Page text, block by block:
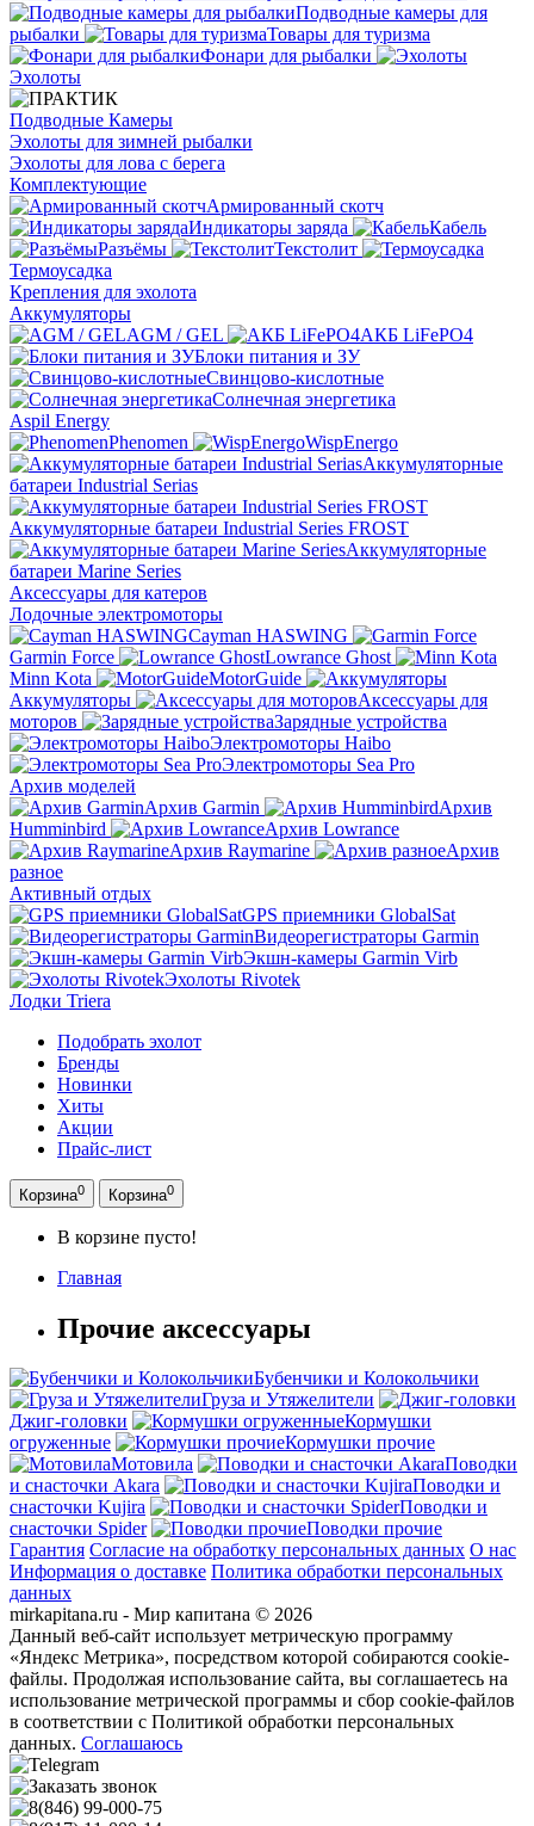
Подводные камеры для
рыбалки
Товары для туризма
Фонари для рыбалки
Эхолоты
Подводные Камеры
Эхолоты для зимней рыбалки
Эхолоты для лова с берега
Комплектующие
Армированный скотч
Индикаторы заряда
Кабель
Разъёмы
Текстолит
Термоусадка
Крепления для эхолота
Аккумуляторы
AGM / GEL
АКБ LiFePO4
Блоки питания и ЗУ
Свинцово-кислотные
Солнечная энергетика
Aspil Energy
Phenomen
WispEnergo
Аккумуляторные
батареи Industrial Serias
Аккумуляторные батареи Industrial Series FROST
Аккумуляторные
батареи Marine Series
Аксессуары для катеров
Лодочные электромоторы
Cayman HASWING
Garmin Force
Lowrance Ghost
Minn Kota
MotorGuide
Аккумуляторы
Аксессуары для
моторов
Зарядные устройства
Электромоторы Haibo
Электромоторы Sea Pro
Архив моделей
Архив Garmin
Архив
Humminbird
Архив Lowrance
Архив Raymarine
Архив
разное
Активный отдых
GPS приемники GlobalSat
Видеорегистраторы Garmin
Экшн-камеры Garmin Virb
Эхолоты Rivotek
Лодки Triera
Подобрать эхолот
Бренды
Новинки
Хиты
Акции
Прайс-лист
Корзина0 Корзина0
В корзине пусто!
Главная
Прочие аксессуары
Бубенчики и Колокольчики
Груза и Утяжелители
Джиг-головки
Кормушки
огруженные
Кормушки прочие
Мотовила
Поводки
и снасточки Akara
Поводки и
снасточки Kujira
Поводки и
снасточки Spider
Поводки прочие
Гарантия Согласие на обработку персональных данных О нас
Информация о доставке Политика обработки персональных
данных
mirkapitana.ru - Мир капитана © 2026
Данный веб-сайт использует метрическую программу
«Яндекс Метрика», посредством которой собираются cookie-
файлы. Продолжая использование сайта, вы соглашаетесь на
использование метрической программы и сбор cookie-файлов
в соответствии с Политикой обработки персональных
данных. Соглашаюсь